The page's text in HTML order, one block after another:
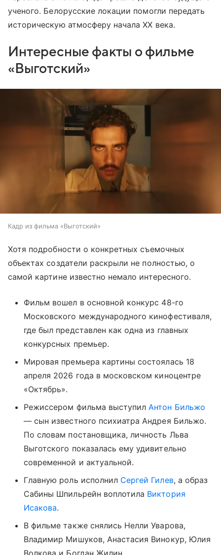
ученого. Белорусские локации помогли передать
историческую атмосферу начала XX века.
Интересные факты о фильме
«Выготский»
Кадр из фильма «Выготский» ​
Хотя подробности о конкретных съемочных
объектах создатели раскрыли не полностью, о
самой картине известно немало интересного.
Фильм вошел в основной конкурс 48-го
Московского международного кинофестиваля,
где был представлен как одна из главных
конкурсных премьер.
Мировая премьера картины состоялась 18
апреля 2026 года в московском киноцентре
«Октябрь».
Режиссером фильма выступил Антон Бильжо
— сын известного психиатра Андрея Бильжо.
По словам постановщика, личность Льва
Выготского показалась ему удивительно
современной и актуальной.
Главную роль исполнил Сергей Гилев, а образ
Сабины Шпильрейн воплотила Виктория
Исакова.
В фильме также снялись Нелли Уварова,
Владимир Мишуков, Анастасия Винокур, Юлия
Волкова и Богдан Жилин.